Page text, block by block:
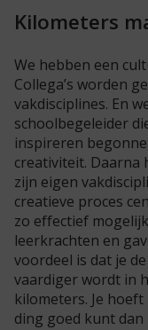
Kilometers
We hebben een
Collega’s worden
vakdisciplines. En
schoolbegeleider
inspireren
creativiteit. Daarna
zijn eigen
creatieve proces
zo effectief
leerkrachten en
voordeel is dat je
vaardiger wordt in
kilometers. Je
ding goed kunt dan